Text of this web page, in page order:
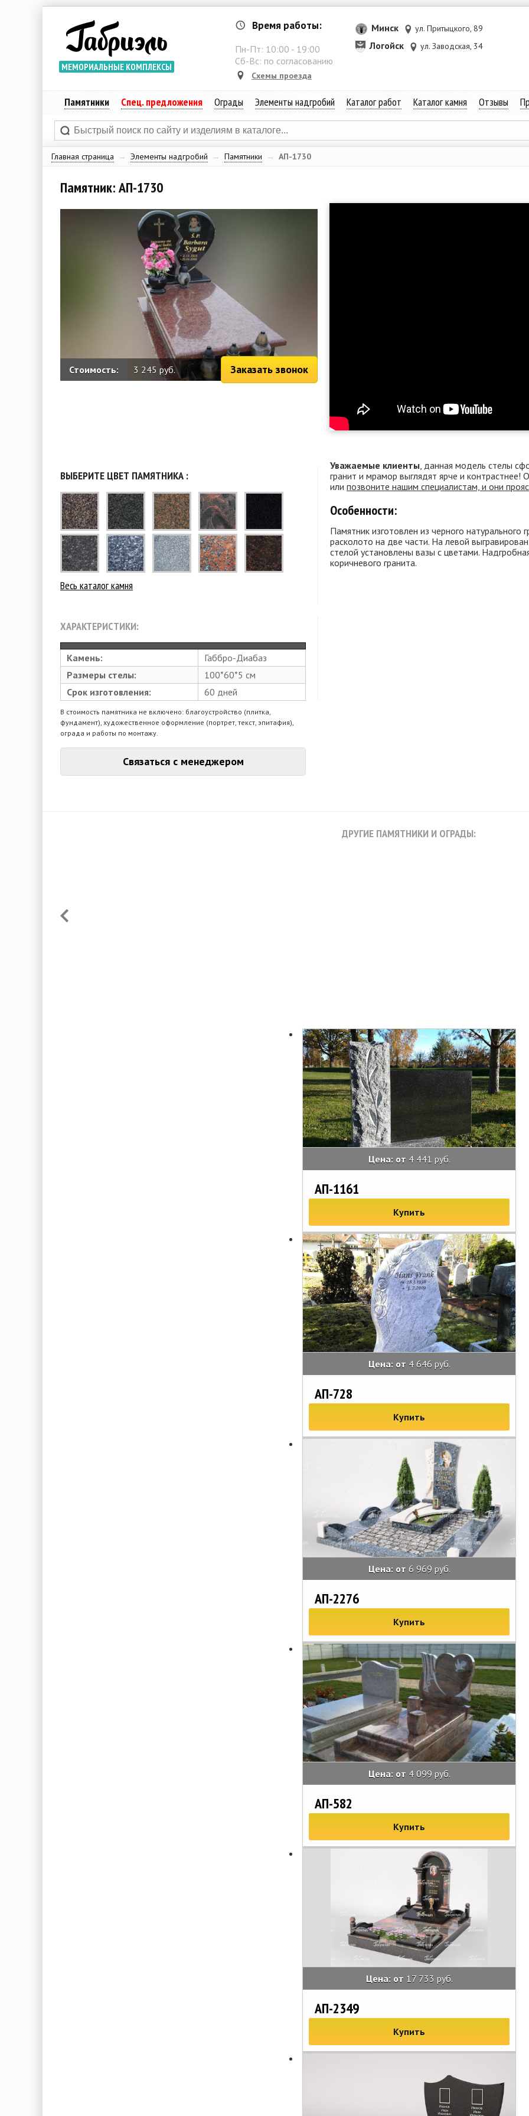
МЕМОРИАЛЬНЫЕ КОМПЛЕКСЫ
Время работы:
Пн-Пт: 10:00 - 19:00
Сб-Вс: по согласованию
Схемы проезда
Минск ул. Притыцкого, 89
Логойск ул. Заводская, 34
Памятники Спец. предложения Ограды Элементы надгробий Каталог работ Каталог камня Отзывы
Главная страница → Элементы надгробий → Памятники → АП-1730
Памятник: АП-1730
Стоимость: 3 245 руб. Заказать звонок
ВЫБЕРИТЕ ЦВЕТ ПАМЯТНИКА :
Весь каталог камня
ХАРАКТЕРИСТИКИ:
Камень:
Габбро-Диабаз
Размеры стелы:
100*60*5 см
Срок изготовления:
60 дней
В стоимость памятника не включено: благоустройство (плитка,
фундамент), художественное оформление (портрет, текст, эпитафия),
ограда и работы по монтажу.
Связаться с менеджером
Уважаемые клиенты , данная модель стелы
гранит и мрамор выглядят ярче и контрастнее!
или позвоните нашим специалистам, и они
Особенности:
Памятник изготовлен из черного
расколото на две части. На левой
стелой установлены вазы с цветами.
коричневого гранита.
ДРУГИЕ ПАМЯТНИКИ И ОГРАДЫ:
Цена: от 4 441 руб.
АП-1161
Купить
Цена: от 4 646 руб.
АП-728
Купить
Цена: от 6 969 руб.
АП-2276
Купить
Цена: от 4 099 руб.
АП-582
Купить
Цена: от 17 733 руб.
АП-2349
Купить